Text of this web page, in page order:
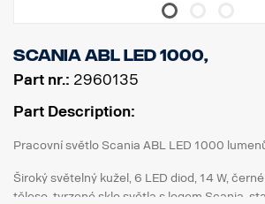
Scania ABL LED 1000,
Part nr.: 2960135
Part Description:
Pracovní světlo Scania ABL LED 1000
Široký světelný kužel, 6 LED diod, 14 W,
těleso, tvrzené sklo světla s logem Scania,